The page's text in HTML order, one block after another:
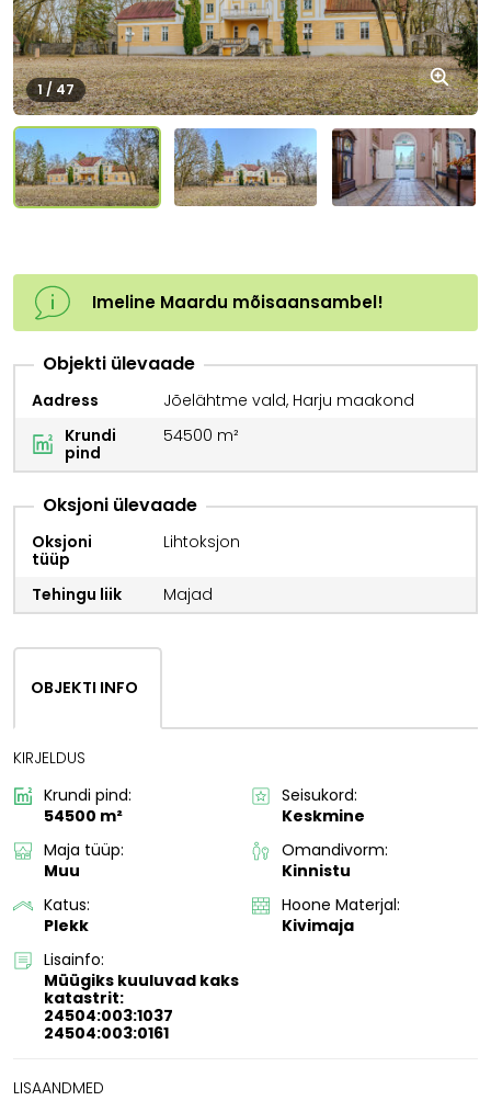
Imeline Maardu mõisaansambel!
Objekti ülevaade
Aadress
Jõelähtme vald, Harju maakond
Krundi
pind
54500 m²
Oksjoni ülevaade
Oksjoni
tüüp
Lihtoksjon
Tehingu liik Majad
OBJEKTI INFO
KIRJELDUS
Krundi pind:
54500 m²
Seisukord:
Keskmine
Maja tüüp:
Muu
Omandivorm:
Kinnistu
Katus:
Plekk
Hoone Materjal:
Kivimaja
Lisainfo:
Müügiks kuuluvad kaks
katastrit:
24504:003:1037
24504:003:0161
LISAANDMED
1 / 47